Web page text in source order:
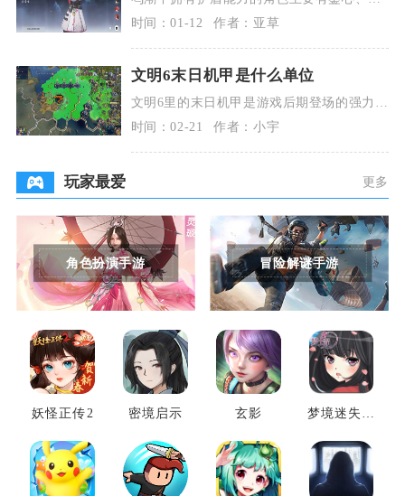
祈、布兰特，部分声骸也可提供临时护盾，
实战以角色自带
时间：01-12 作者：亚草
文明6末日机甲是什么单位
文明6里的末日机甲是游戏后期登场的强力现
代重型作战单位，属于近战突击类终极作战
单位，综合作
时间：02-21 作者：小宇
玩家最爱 更多
角色扮演手游 冒险解谜手游
妖怪正传2 密境启示 玄影
梦境迷失之